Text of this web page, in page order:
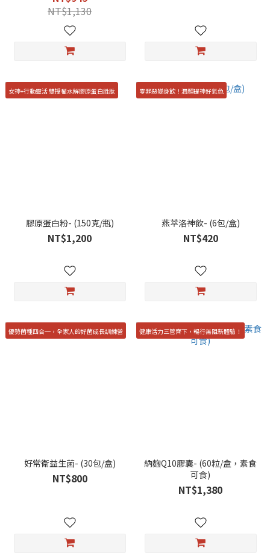
NT$1,130
女神+行動靈活 雙授權水解膠原蛋白胜肽
膠原蛋白粉- (150克/瓶)
NT$1,200
零罪惡變身飲！潤顏提神好氣色
燕萃洛神飲- (6包/盒)
NT$420
優勢菌種四合一，全家人的好菌成長訓練營
好常衛益生菌- (30包/盒)
NT$800
健康活力三管齊下，暢行無阻新體驗！
納麴Q10膠囊- (60粒/盒，素食
可食)
NT$1,380